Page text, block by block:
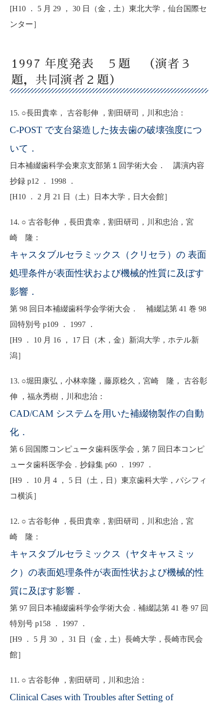
[H10 ． 5 月 29 ， 30 日（金，土）東北大学，仙台国際セ
ンター］
1997 年度発表 ５題 （演者３
題，共同演者２題）
15. ○長田貴幸， 古谷彰伸 ，割田研司，川和忠治：
C-POST で支台築造した抜去歯の破壊強度につ
いて．
日本補綴歯科学会東京支部第１回学術大会． 講演内容
抄録 p12 ． 1998 ．
[H10 ． 2 月 21 日（土）日本大学，日大会館］
14. ○ 古谷彰伸 ，長田貴幸，割田研司，川和忠治，宮
崎 隆：
キャスタブルセラミックス（クリセラ）の 表面
処理条件が表面性状および機械的性質に及ぼす
影響．
第 98 回日本補綴歯科学会学術大会． 補綴誌第 41 巻 98
回特別号 p109 ． 1997 ．
[H9 ． 10 月 16 ， 17 日（木，金）新潟大学，ホテル新
潟］
13. ○堀田康弘，小林幸隆，藤原稔久，宮崎 隆， 古谷彰
伸 ，福永秀樹，川和忠治：
CAD/CAM システムを用いた補綴物製作の自動
化．
第 6 回国際コンピュータ歯科医学会，第 7 回日本コンピ
ュータ歯科医学会．抄録集 p60 ． 1997 ．
[H9 ． 10 月 4 ， 5 日（土，日）東京歯科大学，パシフィ
コ横浜］
12. ○ 古谷彰伸 ，長田貴幸，割田研司，川和忠治，宮
崎 隆：
キャスタブルセラミックス（ヤタキャスミッ
ク）の表面処理条件が表面性状および機械的性
質に及ぼす影響．
第 97 回日本補綴歯科学会学術大会．補綴誌第 41 巻 97 回
特別号 p158 ． 1997 ．
[H9 ． 5 月 30 ， 31 日（金，土）長崎大学，長崎市民会
館］
11. ○ 古谷彰伸 ，割田研司，川和忠治：
Clinical Cases with Troubles after Setting of